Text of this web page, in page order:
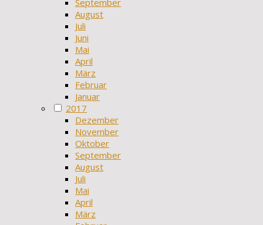
September
August
Juli
Juni
Mai
April
März
Februar
Januar
2017
Dezember
November
Oktober
September
August
Juli
Mai
April
März